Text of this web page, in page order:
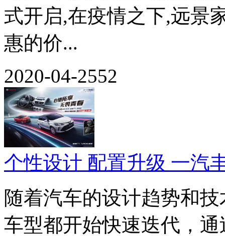
式开启,在疫情之下,远景
惠的价...
2020-04-2552
个性设计 配置升级 一汽
随着汽车的设计趋势和
车型都开始快速迭代，